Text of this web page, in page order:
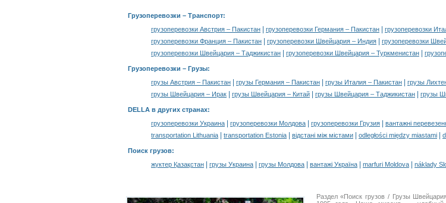
Грузоперевозки – Транспорт:
грузоперевозки Австрия – Пакистан
грузоперевозки Германия – Пакистан грузоперевозки
грузоперевозки Франция – Пакистан грузоперевозки Швейцария – Индия грузоперевозки
грузоперевозки Швейцария – Таджикистан грузоперевозки Швейцария – Туркменистан
Грузоперевозки – Грузы:
грузы Австрия – Пакистан
грузы Германия – Пакистан грузы Италия – Пакистан грузы
грузы Швейцария – Ирак грузы Швейцария – Китай грузы Швейцария – Таджикистан грузы
DELLA в других странах:
грузоперевозки Украина
грузоперевозки Молдова грузоперевозки Грузия вантажні
transportation Lithuania transportation Estonia відстані між містами odległości między miastami
Поиск грузов:
жүктер Қазақстан
грузы Украина грузы Молдова вантажі Україна marfuri Moldova náklady
Раздел «Поиск грузов / Грузы